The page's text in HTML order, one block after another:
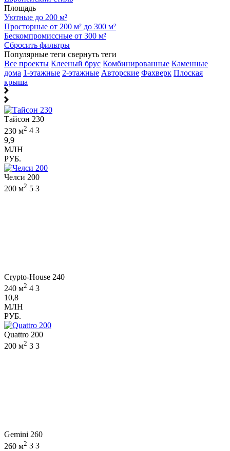
Площадь
Уютные до 200 м²
Просторные от 200 м² до 300 м²
Бескомпромиссные от 300 м²
Сбросить фильтры
Популярные теги свернуть теги
Все проекты Клееный брус Комбинированные Каменные
дома 1-этажные 2-этажные Авторские Фахверк Плоская
крыша
Тайсон 230
230 м2 4 3
9,9
МЛН
РУБ.
Челси 200
200 м2 5 3
Crypto-House 240
240 м2 4 3
10,8
МЛН
РУБ.
Quattro 200
200 м2 3 3
Gemini 260
260 м2 3 3